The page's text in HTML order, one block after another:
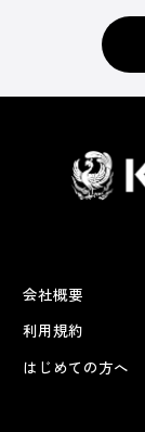
会社概要
利用規約
はじめての方へ